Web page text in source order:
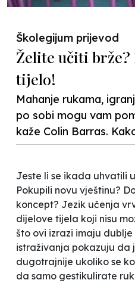
Školegijum prijevod
Želite učiti
tijelo!
Mahanje rukama,
po sobi mogu vam
kaže Colin Barras.
Jeste li se ikada uhvatili
Pokupili novu vještinu?
koncept? Jezik učenja
dijelove tijela koji nisu
što ovi izrazi imaju
istraživanja pokazuju da
dugotrajnije ukoliko se
da samo gestikulirate